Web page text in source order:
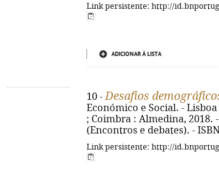
Link persistente: http://
ADICIONAR À LISTA
10 -Desafios
Económico e Social. -
; Coimbra : Almedina, 2018.
(Encontros e debates). -
Link persistente: http://